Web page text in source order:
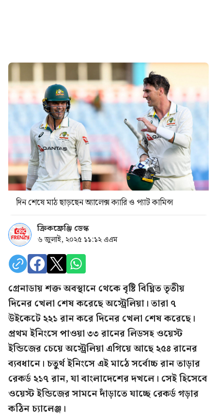
দিন শেষে মাঠ ছাড়ছেন অ্যালেক্স ক্যারি ও প্যাট কামিন্স
ক্রিকফ্রেঞ্জি ডেস্ক
৬ জুলাই, ২০২৫ ১১:১২ এএম
গ্রেনাডায় শক্ত অবস্থানে থেকে বৃষ্টি বিঘ্নিত তৃতীয়
দিনের খেলা শেষ করেছে অস্ট্রেলিয়া। তারা ৭
উইকেটে ২২১ রান করে দিনের খেলা শেষ করেছে।
প্রথম ইনিংসে পাওয়া ৩৩ রানের লিডসহ ওয়েস্ট
ইন্ডিজের চেয়ে অস্ট্রেলিয়া এগিয়ে আছে ২৫৪ রানের
ব্যবধানে। চতুর্থ ইনিংসে এই মাঠে সর্বোচ্চ রান তাড়ার
রেকর্ড ২১৭ রান, যা বাংলাদেশের দখলে। সেই হিসেবে
ওয়েস্ট ইন্ডিজের সামনে দাঁড়াতে যাচ্ছে রেকর্ড গড়ার
কঠিন চ্যালেঞ্জ।